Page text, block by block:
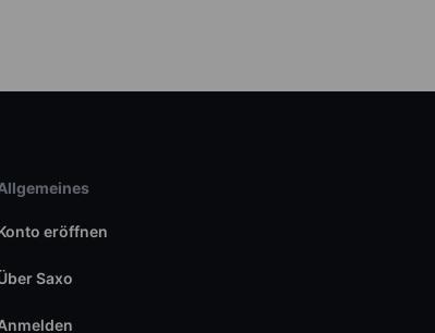
eröffnen
Saxo